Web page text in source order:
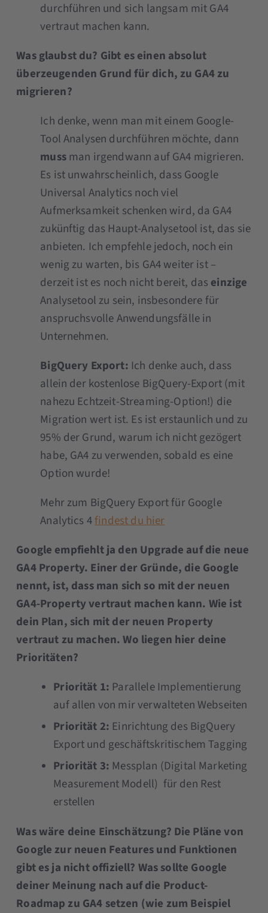
durchführen und sich langsam mit GA4
vertraut machen kann.
Was glaubst du? Gibt es einen absolut
überzeugenden Grund für dich, zu GA4 zu
migrieren?
Ich denke, wenn man mit einem Google-
Tool Analysen durchführen möchte, dann
mussman irgendwann auf GA4 migrieren.
Es ist unwahrscheinlich, dass Google
Universal Analytics noch viel
Aufmerksamkeit schenken wird, da GA4
zukünftig das Haupt-Analysetool ist, das sie
anbieten. Ich empfehle jedoch, noch ein
wenig zu warten, bis GA4 weiter ist –
derzeit ist es noch nicht bereit, das einzige
Analysetool zu sein, insbesondere für
anspruchsvolle Anwendungsfälle in
Unternehmen.
BigQuery Export: Ich denke auch, dass
allein der kostenlose BigQuery-Export (mit
nahezu Echtzeit-Streaming-Option!) die
Migration wert ist. Es ist erstaunlich und zu
95% der Grund, warum ich nicht gezögert
habe, GA4 zu verwenden, sobald es eine
Option wurde!
Mehr zum BigQuery Export für Google
Analytics 4findest du hier
Google empfiehlt ja den Upgrade auf die neue
GA4 Property. Einer der Gründe, die Google
nennt, ist, dass man sich so mit der neuen
GA4-Property vertraut machen kann. Wie ist
dein Plan, sich mit der neuen Property
vertraut zu machen. Wo liegen hier deine
Prioritäten?
Priorität 1: Parallele Implementierung
auf allen von mir verwalteten Webseiten
Priorität 2: Einrichtung des BigQuery
Export und geschäftskritischem Tagging
Priorität 3: Messplan (Digital Marketing
Measurement Modell) für den Rest
erstellen
Was wäre deine Einschätzung? Die Pläne von
Google zur neuen Features und Funktionen
gibt es ja nicht offiziell? Was sollte Google
deiner Meinung nach auf die Product-
Roadmap zu GA4 setzen (wie zum Beispiel